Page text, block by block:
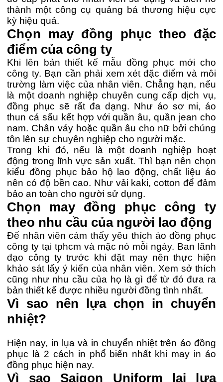
thành một công cụ quảng bá thương hiệu cực
kỳ hiệu quả.
Chọn may đồng phục theo đặc
điểm của công ty
Khi lên bản thiết kế mẫu đồng phục mới cho
công ty. Bạn cần phải xem xét đặc điểm và môi
trường làm việc của nhân viên. Chẳng hạn, nếu
là một doanh nghiệp chuyên cung cấp dịch vụ,
đồng phục sẽ rất đa dạng. Như áo sơ mi, áo
thun cá sấu kết hợp với quần âu, quần jean cho
nam. Chân váy hoặc quần âu cho nữ bởi chúng
tôn lên sự chuyên nghiệp cho người mặc.
Trong khi đó, nếu là một doanh nghiệp hoạt
động trong lĩnh vực sản xuất. Thì bạn nên chọn
kiểu đồng phục bảo hộ lao động, chất liệu áo
nên có độ bền cao. Như vải kaki, cotton để đảm
bảo an toàn cho người sử dụng.
Chọn may đồng phục công ty
theo nhu cầu của người lao động
Để nhân viên cảm thấy yêu thích áo đồng phục
công ty tại tphcm và mặc nó mỗi ngày. Ban lãnh
đạo công ty trước khi đặt may nên thực hiện
khảo sát lấy ý kiến của nhân viên. Xem sở thích
cũng như nhu cầu của họ là gì để từ đó đưa ra
bản thiết kế được nhiều người đồng tình nhất.
Vì sao nên lựa chọn in chuyển
nhiệt?
Hiện nay, in lụa và in chuyển nhiệt trên áo đồng
phục là 2 cách in phổ biến nhất khi may in áo
đồng phục hiện nay.
Vì sao Saigon Uniform lại lựa